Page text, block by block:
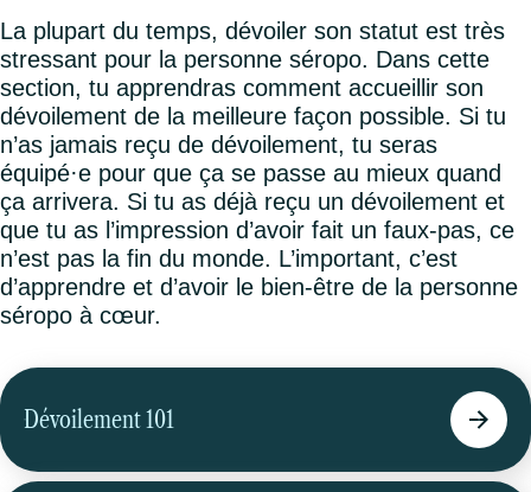
La plupart du temps, dévoiler son statut est très
stressant pour la personne séropo. Dans cette
section, tu apprendras comment accueillir son
dévoilement de la meilleure façon possible. Si tu
n’as jamais reçu de dévoilement, tu seras
équipé·e pour que ça se passe au mieux quand
ça arrivera. Si tu as déjà reçu un dévoilement et
que tu as l’impression d’avoir fait un faux-pas, ce
n’est pas la fin du monde. L’important, c’est
d’apprendre et d’avoir le bien-être de la personne
séropo à cœur.
Dévoilement 101